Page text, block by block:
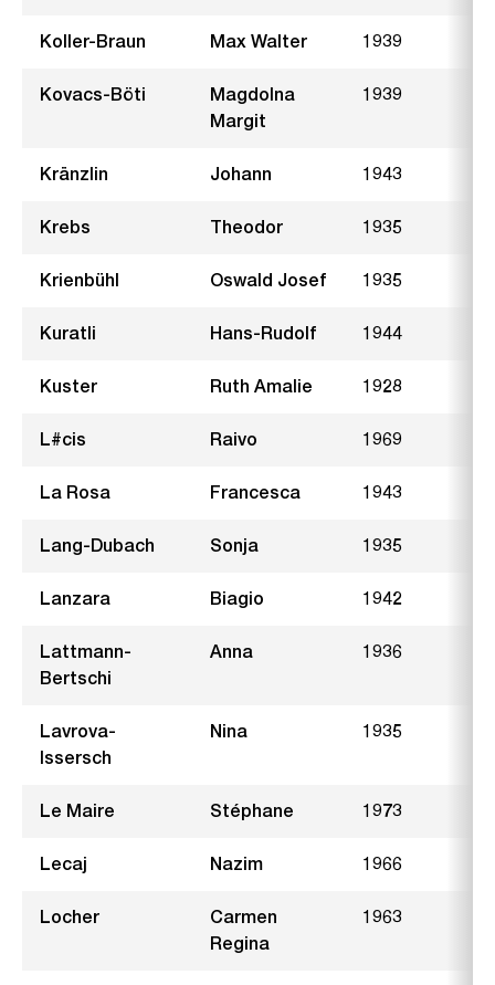
Koller-Braun Max Walter 1939
Kovacs-Böti
Magdolna
Margit
1939
Kränzlin Johann 1943
Krebs Theodor 1935
Krienbühl Oswald Josef 1935
Kuratli Hans-Rudolf 1944
Kuster Ruth Amalie 1928
L#cis Raivo 1969
La Rosa Francesca 1943
Lang-Dubach Sonja 1935
Lanzara Biagio 1942
Lattmann-
Bertschi
Anna 1936
Lavrova-
Issersch
Nina 1935
Le Maire Stéphane 1973
Lecaj Nazim 1966
Locher
Carmen
Regina
1963